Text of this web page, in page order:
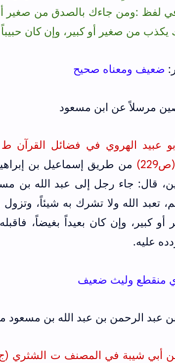
لفظ :ومن جاءك بالصدق من صغير أو
يكذب من صغير أو كبير، وإن كان حبيباً
ضعيف ومعناه صحيح
عبيد الهروي في فضائل القرآن ط
من طريق إسماعيل بن
قال: جاء رجل إلى عبد الله بن
تعبد الله ولا تشرك به شيئاً،
كبير، وإن كان بعيداً بغيضاً،
عليه.
منقطع وليث ضعيف
أبي شيبة في المصنف ت الشثري (ج16/